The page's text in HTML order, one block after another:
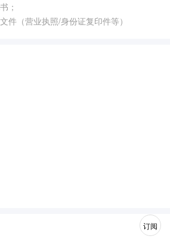
；
件（营业执照/身份证复印件等）
订阅